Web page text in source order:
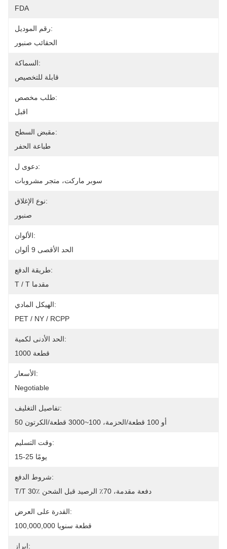
FDA
رقم الموديل:
الحقائب صنبور
السماكة:
قابلة للتخصيص
طلب مخصص:
اقبل
مقبض السطح:
طباعة الحفر
دعوى ل:
سوبر ماركت، متجر مشروبات
نوع الإغلاق:
صنبور
الألوان:
الحد الأقصى 9 ألوان
طريقة الدفع:
T / T مقدما
الهيكل المادي:
PET / NY / RCPP
الحد الأدنى لكمية:
1000 قطعة
الأسعار:
Negotiable
تفاصيل التغليف:
50 أو 100 قطعة/الحزمة، 100~3000 قطعة/الكرتون
وقت التسليم:
15-25 يومًا
شروط الدفع:
T/T 30٪ دفعة مقدمة، 70٪ الرصيد قبل الشحن
القدرة على العرض:
100,000,000 قطعة سنويا
إبراز: